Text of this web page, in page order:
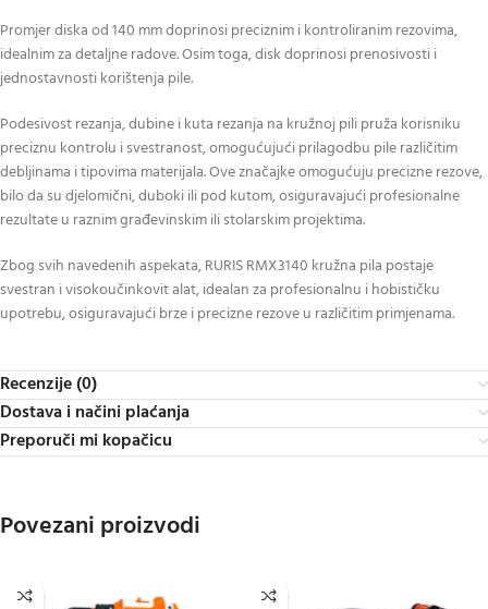
Promjer diska od 140 mm doprinosi preciznim i kontroliranim rezovima,
idealnim za detaljne radove. Osim toga, disk doprinosi prenosivosti i
jednostavnosti korištenja pile.
Podesivost rezanja, dubine i kuta rezanja na kružnoj pili pruža korisniku
preciznu kontrolu i svestranost, omogućujući prilagodbu pile različitim
debljinama i tipovima materijala. Ove značajke omogućuju precizne rezove,
bilo da su djelomični, duboki ili pod kutom, osiguravajući profesionalne
rezultate u raznim građevinskim ili stolarskim projektima.
Zbog svih navedenih aspekata, RURIS RMX3140 kružna pila postaje
svestran i visokoučinkovit alat, idealan za profesionalnu i hobističku
upotrebu, osiguravajući brze i precizne rezove u različitim primjenama.
Recenzije (0)
Dostava i načini plaćanja
Preporuči mi kopačicu
Povezani proizvodi